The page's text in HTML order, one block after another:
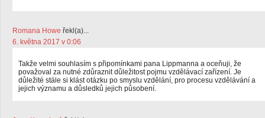
Romana Howe řekl(a)...
6. května 2017 v 0:06
Takže velmi souhlasím s připomínkami pana Lippmanna a oceňuji, že
považoval za nutné zdůraznit důležitost pojmu vzdělávací zařízení. Je
důležité stále si klást otázku po smyslu vzdělání, pro procesu vzdělávání a
jejich významu a důsledků jejich působení.